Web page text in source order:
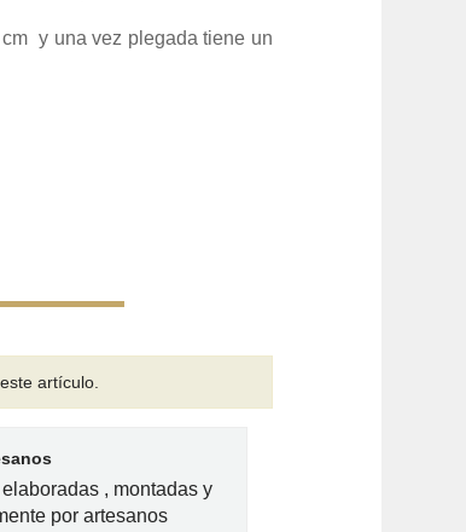
y una vez plegada tiene un
artículo.
, montadas y
por artesanos